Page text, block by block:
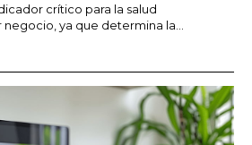
crítico para la salud
ya que determina la...